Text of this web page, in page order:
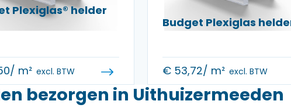
Plexiglas® helder
/ m² excl. BTW
Budget Plexiglas
€53,72/ m² excl. BTW
bezorgen in Uithuizermeeden